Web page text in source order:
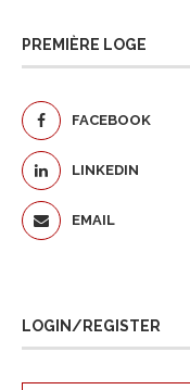
PREMIÈRE LOGE
FACEBOOK
LINKEDIN
EMAIL
LOGIN/REGISTER